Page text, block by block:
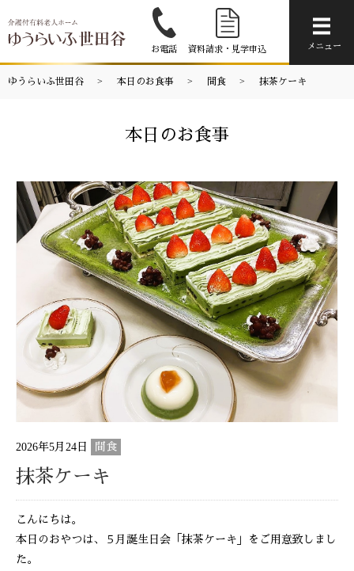
お電話 資料請求・見学申込 メニュー
ゆうらいふ世田谷 本日のお食事 間食 抹茶ケーキ
本日のお食事
2026年5月24日 間食
抹茶ケーキ
こんにちは。
本日のおやつは、５月誕生日会「抹茶ケーキ」をご用意致しまし
た。